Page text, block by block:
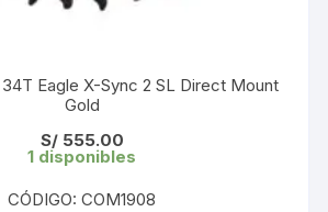
34T Eagle X-Sync 2 SL Direct Mount
Gold
S/555.00
1 disponibles
CÓDIGO: COM1908